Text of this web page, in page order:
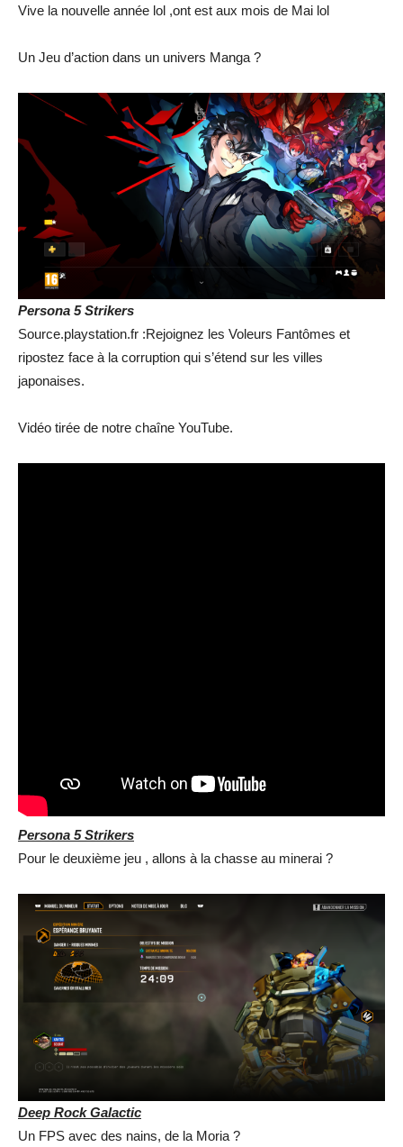
Vive la nouvelle année lol ,ont est aux mois de Mai lol
Un Jeu d’action dans un univers Manga ?
Persona 5 Strikers
Source.playstation.fr :Rejoignez les Voleurs Fantômes et
ripostez face à la corruption qui s’étend sur les villes
japonaises.
Vidéo tirée de notre chaîne YouTube.
Persona 5 Strikers
Pour le deuxième jeu , allons à la chasse au minerai ?
Deep Rock Galactic
Un FPS avec des nains, de la Moria ?